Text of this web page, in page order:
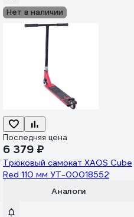
Нет в наличии
Последняя цена
6 379 ₽
Трюковый самокат XAOS Cube
Red 110 мм УТ-00018552
Аналоги